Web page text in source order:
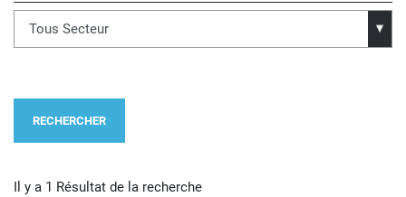
RECHERCHER
Il y a 1 Résultat de la recherche